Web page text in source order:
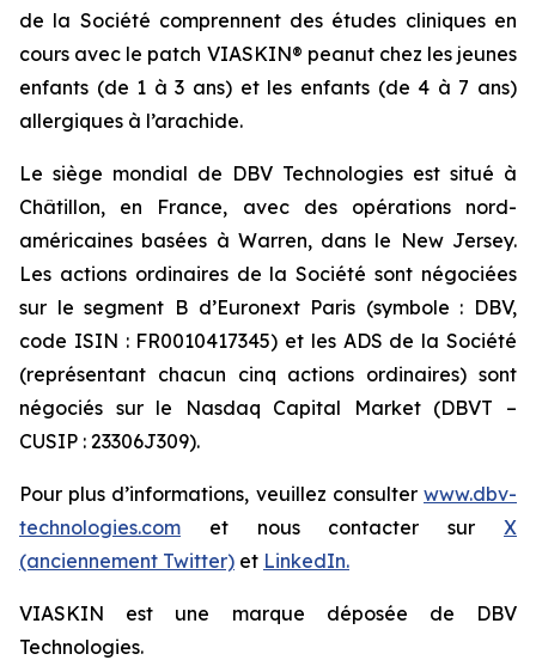
de la Société comprennent des études cliniques en
cours avec le patch VIASKIN® peanut chez les jeunes
enfants (de 1 à 3 ans) et les enfants (de 4 à 7 ans)
allergiques à l’arachide.
Le siège mondial de DBV Technologies est situé à
Châtillon, en France, avec des opérations nord-
américaines basées à Warren, dans le New Jersey.
Les actions ordinaires de la Société sont négociées
sur le segment B d’Euronext Paris (symbole : DBV,
code ISIN : FR0010417345) et les ADS de la Société
(représentant chacun cinq actions ordinaires) sont
négociés sur le Nasdaq Capital Market (DBVT –
CUSIP : 23306J309).
Pour plus d’informations, veuillez consulter www.dbv-
technologies.com et nous contacter sur X
(anciennement Twitter) et LinkedIn.
VIASKIN est une marque déposée de DBV
Technologies.